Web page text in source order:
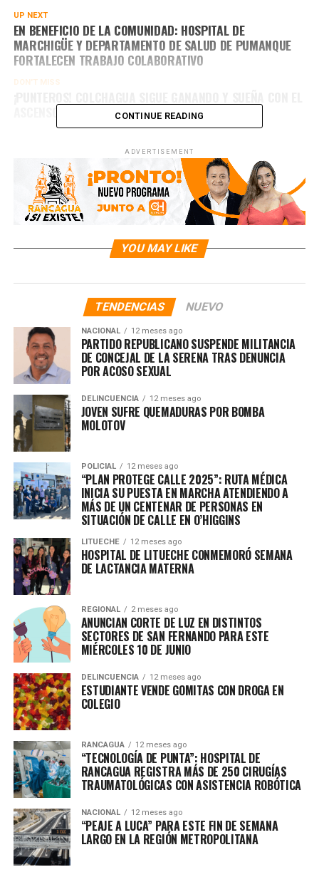
UP NEXT
EN BENEFICIO DE LA COMUNIDAD: HOSPITAL DE
MARCHIGÜE Y DEPARTAMENTO DE SALUD DE PUMANQUE
FORTALECEN TRABAJO COLABORATIVO
DON'T MISS
ASCENSO
CONTINUE READING
ADVERTISEMENT
YOU MAY LIKE
TENDENCIAS NUEVO
NACIONAL 12 meses ago
PARTIDO REPUBLICANO SUSPENDE MILITANCIA
DE CONCEJAL DE LA SERENA TRAS DENUNCIA
POR ACOSO SEXUAL
DELINCUENCIA 12 meses ago
JOVEN SUFRE QUEMADURAS POR BOMBA
MOLOTOV
POLICIAL 12 meses ago
“PLAN PROTEGE CALLE 2025”: RUTA MÉDICA
INICIA SU PUESTA EN MARCHA ATENDIENDO A
MÁS DE UN CENTENAR DE PERSONAS EN
SITUACIÓN DE CALLE EN O’HIGGINS
LITUECHE 12 meses ago
HOSPITAL DE LITUECHE CONMEMORÓ SEMANA
DE LACTANCIA MATERNA
REGIONAL 2 meses ago
ANUNCIAN CORTE DE LUZ EN DISTINTOS
SECTORES DE SAN FERNANDO PARA ESTE
MIÉRCOLES 10 DE JUNIO
DELINCUENCIA 12 meses ago
ESTUDIANTE VENDE GOMITAS CON DROGA EN
COLEGIO
RANCAGUA 12 meses ago
“TECNOLOGÍA DE PUNTA”: HOSPITAL DE
RANCAGUA REGISTRA MÁS DE 250 CIRUGÍAS
TRAUMATOLÓGICAS CON ASISTENCIA ROBÓTICA
NACIONAL 12 meses ago
“PEAJE A LUCA” PARA ESTE FIN DE SEMANA
LARGO EN LA REGIÓN METROPOLITANA